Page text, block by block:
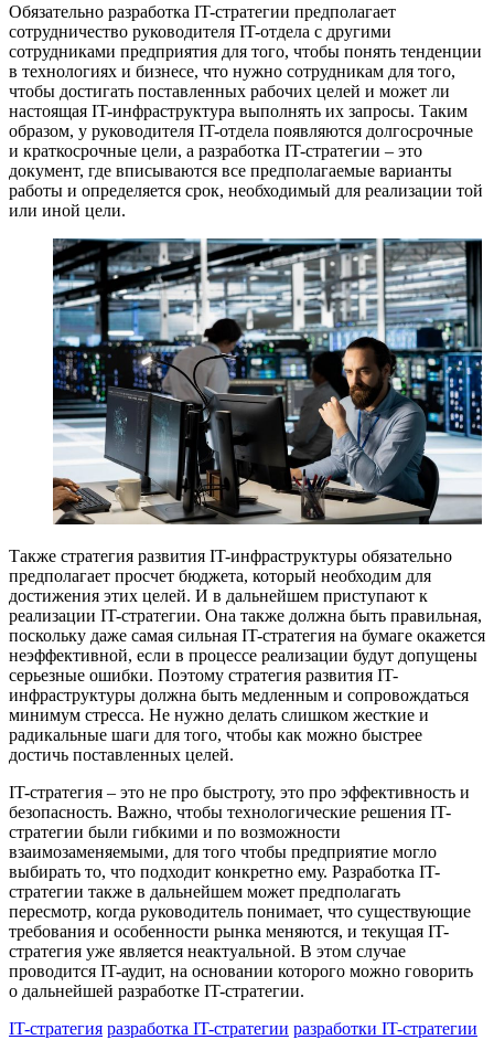
Обязательно разработка IT-стратегии предполагает
сотрудничество руководителя IT-отдела с другими
сотрудниками предприятия для того, чтобы понять тенденции
в технологиях и бизнесе, что нужно сотрудникам для того,
чтобы достигать поставленных рабочих целей и может ли
настоящая IT-инфраструктура выполнять их запросы. Таким
образом, у руководителя IT-отдела появляются долгосрочные
и краткосрочные цели, а разработка IT-стратегии – это
документ, где вписываются все предполагаемые варианты
работы и определяется срок, необходимый для реализации той
или иной цели.
Также стратегия развития IT-инфраструктуры обязательно
предполагает просчет бюджета, который необходим для
достижения этих целей. И в дальнейшем приступают к
реализации IT-стратегии. Она также должна быть правильная,
поскольку даже самая сильная IT-стратегия на бумаге окажется
неэффективной, если в процессе реализации будут допущены
серьезные ошибки. Поэтому стратегия развития IT-
инфраструктуры должна быть медленным и сопровождаться
минимум стресса. Не нужно делать слишком жесткие и
радикальные шаги для того, чтобы как можно быстрее
достичь поставленных целей.
IT-стратегия – это не про быстроту, это про эффективность и
безопасность. Важно, чтобы технологические решения IT-
стратегии были гибкими и по возможности
взаимозаменяемыми, для того чтобы предприятие могло
выбирать то, что подходит конкретно ему. Разработка IT-
стратегии также в дальнейшем может предполагать
пересмотр, когда руководитель понимает, что существующие
требования и особенности рынка меняются, и текущая IT-
стратегия уже является неактуальной. В этом случае
проводится IT-аудит, на основании которого можно говорить
о дальнейшей разработке IT-стратегии.
IT-стратегия разработка IT-стратегии разработки IT-стратегии